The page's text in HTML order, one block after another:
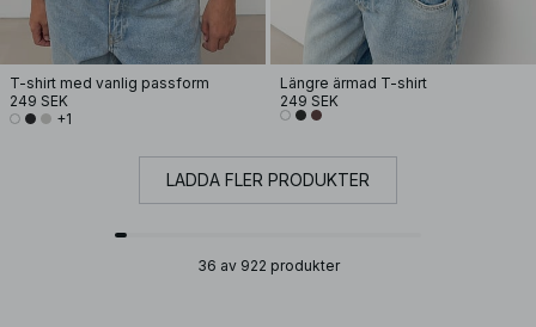
T-shirt med vanlig passform
249 SEK
+1
Längre ärmad T-shirt
249 SEK
LADDA FLER PRODUKTER
36 av 922 produkter